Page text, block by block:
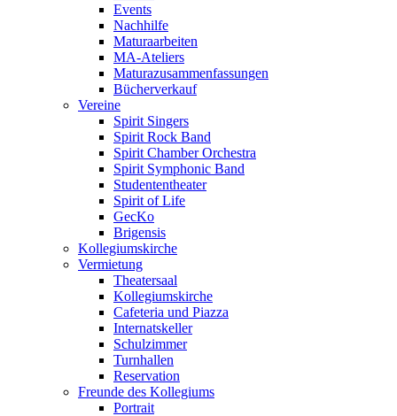
Events
Nachhilfe
Maturaarbeiten
MA-Ateliers
Maturazusammenfassungen
Bücherverkauf
Vereine
Spirit Singers
Spirit Rock Band
Spirit Chamber Orchestra
Spirit Symphonic Band
Studententheater
Spirit of Life
GecKo
Brigensis
Kollegiumskirche
Vermietung
Theatersaal
Kollegiumskirche
Cafeteria und Piazza
Internatskeller
Schulzimmer
Turnhallen
Reservation
Freunde des Kollegiums
Portrait